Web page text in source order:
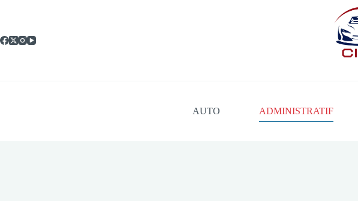
AUTO ADMINISTRATIF